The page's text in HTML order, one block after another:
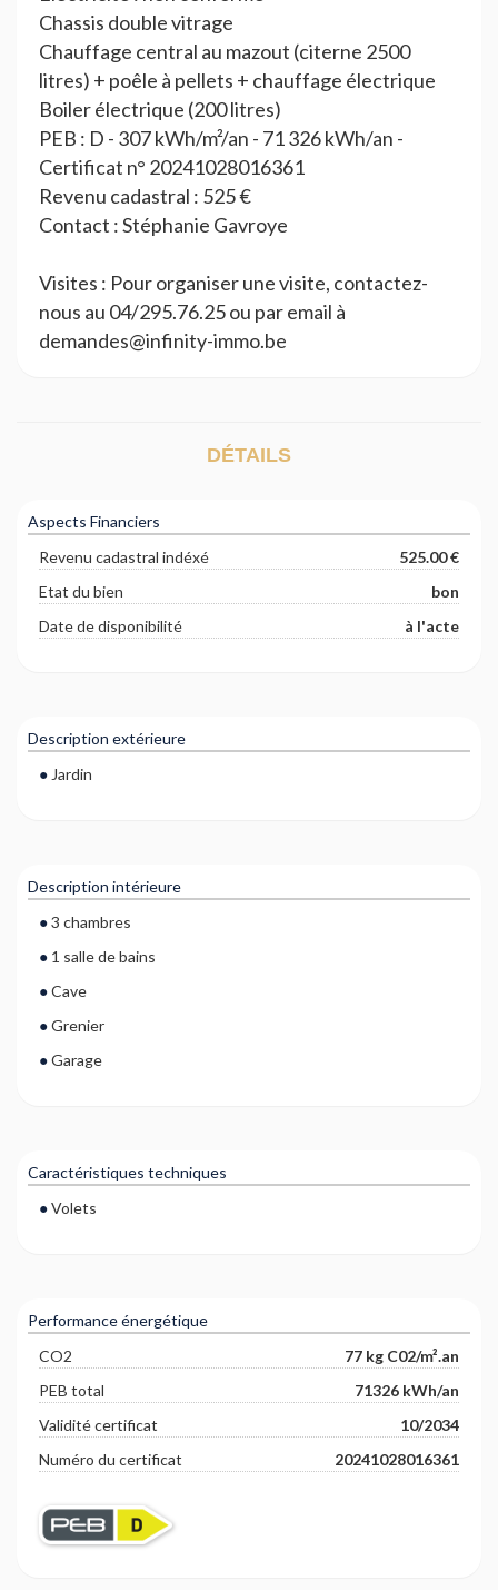
Chassis double vitrage
Chauffage central au mazout (citerne 2500
litres) + poêle à pellets + chauffage électrique
Boiler électrique (200 litres)
PEB : D - 307 kWh/m²/an - 71 326 kWh/an -
Certificat n° 20241028016361
Revenu cadastral : 525 €
Contact : Stéphanie Gavroye
Visites : Pour organiser une visite, contactez-
nous au 04/295.76.25 ou par email à
demandes@infinity-immo.be
DÉTAILS
Aspects Financiers
Revenu cadastral indéxé
525.00 €
Etat du bien
bon
Date de disponibilité
à l'acte
Description extérieure
Jardin
Description intérieure
3 chambres
1 salle de bains
Cave
Grenier
Garage
Caractéristiques techniques
Volets
Performance énergétique
CO2
77 kg C02/m².an
PEB total
71326 kWh/an
Validité certificat
10/2034
Numéro du certificat
20241028016361